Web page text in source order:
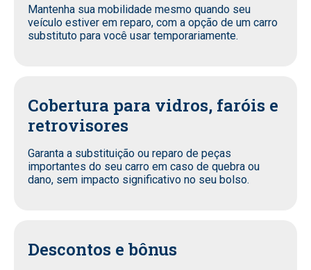
Mantenha sua mobilidade mesmo quando seu
veículo estiver em reparo, com a opção de um carro
substituto para você usar temporariamente.
Cobertura para vidros, faróis e
retrovisores
Garanta a substituição ou reparo de peças
importantes do seu carro em caso de quebra ou
dano, sem impacto significativo no seu bolso.
Descontos e bônus